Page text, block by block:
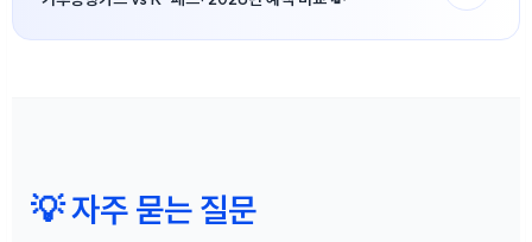
💡 자주 묻는 질문